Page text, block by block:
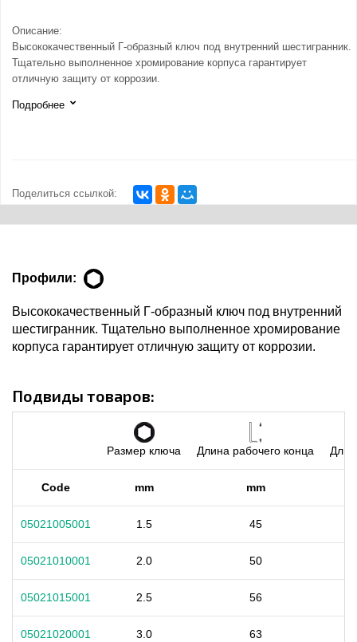
Описание:
Высококачественный Г-образный ключ под внутренний шестигранник.
Тщательно выполненное хромирование корпуса гарантирует
отличную защиту от коррозии.
Подробнее
Поделиться ссылкой:
Профили:
Высококачественный Г-образный ключ под внутренний
шестигранник. Тщательно выполненное хромирование
корпуса гарантирует отличную защиту от коррозии.
Подвиды товаров:
Размер ключа Длина рабочего конца
Code mm mm
05021005001 1.5 45
05021010001 2.0 50
05021015001 2.5 56
05021020001 3.0 63